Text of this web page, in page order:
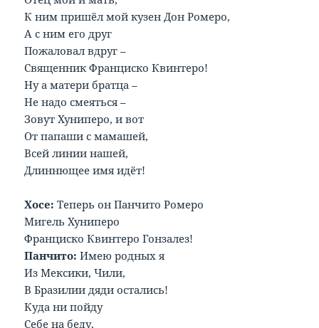
К ним пришёл мой кузен Дон Ромеро,
А с ним его друг
Пожаловал вдруг –
Священник Франциско Квинтеро!
Ну а матери братца –
Не надо смеяться –
Зовут Хуниперо, и вот
От папаши с мамашей,
Всей линии нашей,
Длиннющее имя идёт!
Хосе:Теперь он Панчито Ромеро
Мигель Хуниперо
Франциско Квинтеро Гонзалез!
Панчито:Имею родных я
Из Мексики, Чили,
В Бразилии дяди остались!
Куда ни пойду
Себе на беду,